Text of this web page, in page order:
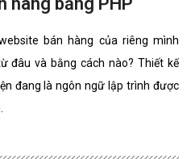
bán hàng của riêng mình
đâu và bằng cách nào? Thiết kế
đang là ngôn ngữ lập trình được